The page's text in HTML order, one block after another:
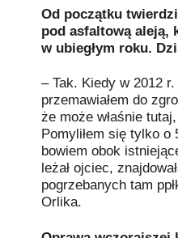
Od początku
pod asfaltową aleją,
w ubiegłym roku.
– Tak. Kiedy w 2012
przemawiałem do
że może właśnie
Pomyliłem się tylko o
bowiem obok
leżał ojciec,
pogrzebanych tam
Orlika.